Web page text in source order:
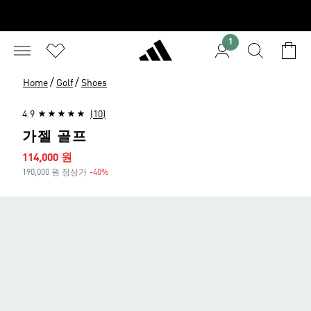
1
Home / Golf / Shoes
4.9 (10)
가젤 골프
세일 가격
114,000 원
190,000 원 정상가 -40%